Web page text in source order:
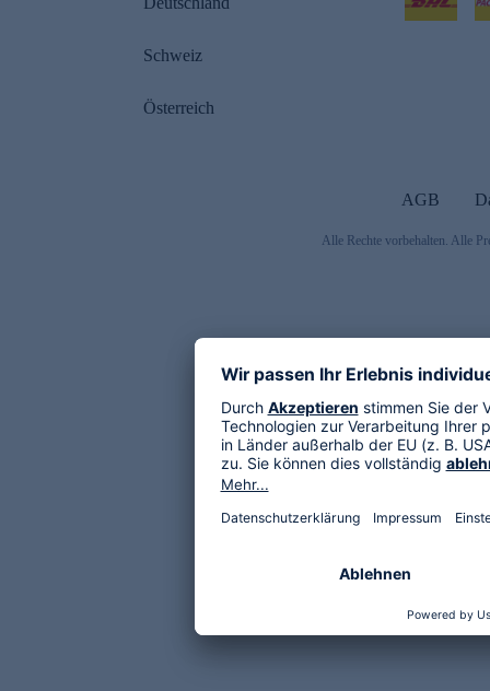
Schweiz
Österreich
AGB
Alle Rechte vorbehalten. Alle